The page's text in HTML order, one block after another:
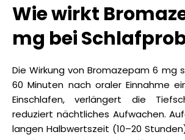
Wie wirkt
mg bei
Die Wirkung von Bromazepam 6 mg
60 Minuten nach oraler Einnahme
Einschlafen, verlängert die
reduziert nächtliches Aufwachen.
langen Halbwertszeit (10–20